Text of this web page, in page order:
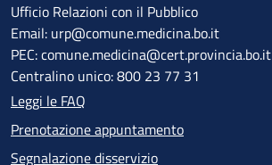
Ufficio Relazioni con il Pubblico
Email: urp@comune.medicina.bo.it
PEC: comune.medicina@cert.provincia.bo.it
Centralino unico: 800 23 77 31
Leggi le FAQ
Prenotazione appuntamento
Segnalazione disservizio